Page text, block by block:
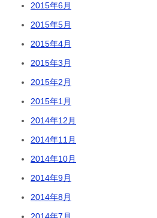
2015年6月
2015年5月
2015年4月
2015年3月
2015年2月
2015年1月
2014年12月
2014年11月
2014年10月
2014年9月
2014年8月